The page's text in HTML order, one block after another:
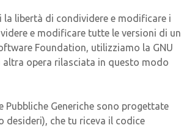
libertà di condividere e modificare i
e modificare tutte le versioni di un
Foundation, utilizziamo la GNU
altra opera rilasciata in questo modo
Generiche sono progettate
desideri), che tu riceva il codice